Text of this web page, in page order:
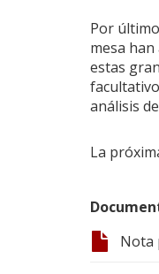
Por
mesa
estas
análisis
La
Nota